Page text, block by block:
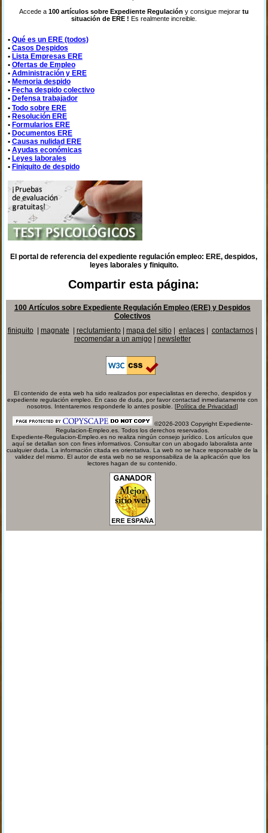
Accede a 100 artículos sobre Expediente Regulación y consigue mejorar tu
situación de ERE ! Es realmente increible.
• Qué es un ERE (todos)
• Casos Despidos
• Lista Empresas ERE
• Ofertas de Empleo
• Administración y ERE
• Memoria despido
• Fecha despido colectivo
• Defensa trabajador
• Todo sobre ERE
• Resolución ERE
• Formularios ERE
• Documentos ERE
• Causas nulidad ERE
• Ayudas económicas
• Leyes laborales
• Finiquito de despido
El portal de referencia del expediente regulación empleo: ERE, despidos,
leyes laborales y finiquito.
Compartir esta página:
100 Artículos sobre Expediente Regulación Empleo (ERE) y Despidos
Colectivos
finiquito| magnate reclutamiento| mapa del sitio| enlaces| contactarnos|
recomendar a un amigo| newsletter
El contenido de esta web ha sido realizados por especialistas en derecho, despidos y
expediente regulación empleo. En caso de duda, por favor contactad inmediatamente con
nosotros. Intentaremos responderle lo antes posible. [Política de Privacidad]
©2026-2003 Copyright Expediente-
Regulacion-Empleo.es. Todos los derechos reservados.
Expediente-Regulacion-Empleo.es no realiza ningún consejo jurídico. Los artículos que
aquí se detallan son con fines informativos. Consultar con un abogado laboralista ante
cualquier duda. La información citada es orientativa. La web no se hace responsable de la
validez del mismo. El autor de esta web no se responsabiliza de la aplicación que los
lectores hagan de su contenido.